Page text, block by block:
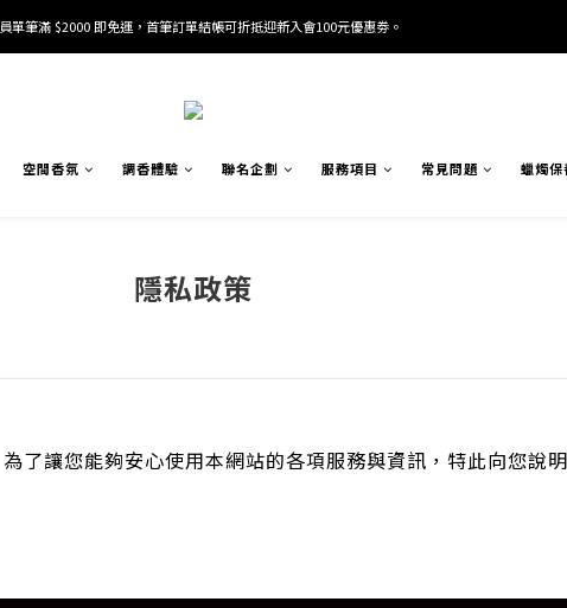
加入/驗證會員並綁定電話號碼，即可獲得百元購物金2張。
單筆滿 $2000 即免運，首筆訂單結帳可折抵迎新入會100元優惠劵。
空間香氛 調香體驗 聯名企劃 服務項目 常見問題 蠟燭保
隱私政策
為了讓您能夠安心使用本網站的各項服務與資訊， 特此向您說